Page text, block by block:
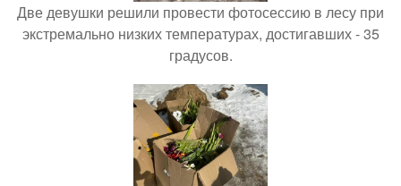
Две девушки решили провести фотосессию в лесу при
экстремально низких температурах, достигавших - 35
градусов.